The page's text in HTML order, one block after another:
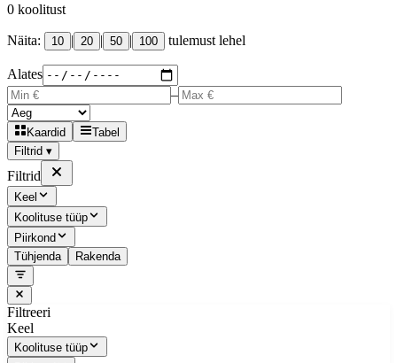
0 koolitust
Näita: 10 | 20 | 50 | 100 tulemust lehel
Alates
–
Kaardid
Tabel
Filtrid ▾
Filtrid
Keel
Koolituse tüüp
Piirkond
Tühjenda
Rakenda
Filtreeri
Keel
Koolituse tüüp